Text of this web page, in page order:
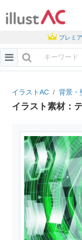
プレミ
イラストAC 背景・
イラスト素材：